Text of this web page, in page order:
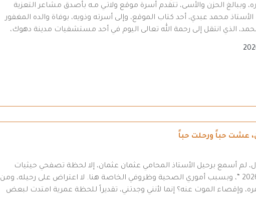
وببالغ الحزن والأسى، تتقدم أسرة موقع ولاتـي مـه بأصدق مشاعر التعزية
محمد عبدي، أحد كتاب الموقع، وإلى أسرته وذويه، بوفاة والده المغفور
الذي انتقل إلى رحمة الله تعالى اليوم في أحد مستشفيات مدينة دهوك،
عشت حباً ورحلت حباً
لم أسمع برحيل الأستاذ المحامي عثمان عثمان، إلا لحظة تصفحي حيثيات
أربعينيته في قامشلو ” 31-7/ 2026 “، وبسبب أموري الصحية وظروفي الخاصة هنا. لا اعتراض على رحيله، ومن
وإقصاء الموت عنه؟ إنما لأنني وجدتني، تقديراً للحظة عمرية امتدت لبعض